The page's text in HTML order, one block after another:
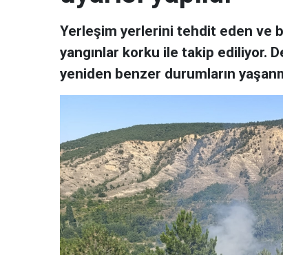
Yerleşim yerlerini tehdit eden ve
yangınlar korku ile takip ediliyor.
yeniden benzer durumların